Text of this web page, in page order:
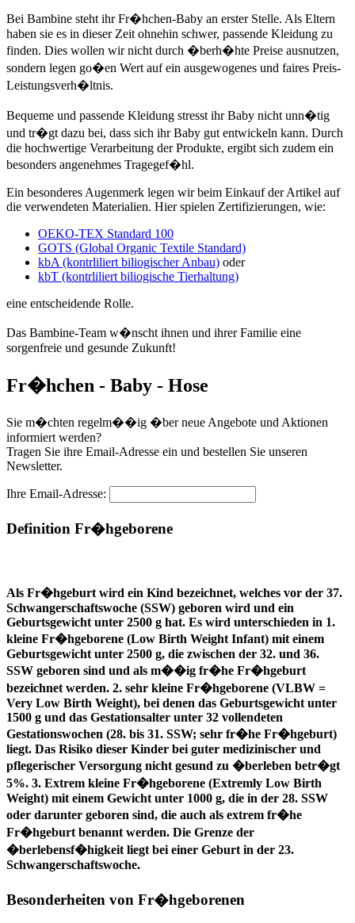
Bei Bambine steht ihr Fr�hchen-Baby an erster Stelle. Als Eltern
haben sie es in dieser Zeit ohnehin schwer, passende Kleidung zu
finden. Dies wollen wir nicht durch �berh�hte Preise ausnutzen,
sondern legen go�en Wert auf ein ausgewogenes und faires Preis-
Leistungsverh�ltnis.
Bequeme und passende Kleidung stresst ihr Baby nicht unn�tig
und tr�gt dazu bei, dass sich ihr Baby gut entwickeln kann. Durch
die hochwertige Verarbeitung der Produkte, ergibt sich zudem ein
besonders angenehmes Tragegef�hl.
Ein besonderes Augenmerk legen wir beim Einkauf der Artikel auf
die verwendeten Materialien. Hier spielen Zertifizierungen, wie:
OEKO-TEX Standard 100
GOTS (Global Organic Textile Standard)
kbA (kontrliliert biliogischer Anbau) oder
kbT (kontrliliert biliogische Tierhaltung)
eine entscheidende Rolle.
Das Bambine-Team w�nscht ihnen und ihrer Familie eine
sorgenfreie und gesunde Zukunft!
Fr�hchen - Baby - Hose
Sie m�chten regelm��ig �ber neue Angebote und Aktionen
informiert werden?
Tragen Sie ihre Email-Adresse ein und bestellen Sie unseren
Newsletter.
Ihre Email-Adresse:
Definition Fr�hgeborene
Als Fr�hgeburt wird ein Kind bezeichnet, welches vor der 37.
Schwangerschaftswoche (SSW) geboren wird und ein
Geburtsgewicht unter 2500 g hat. Es wird unterschieden in 1.
kleine Fr�hgeborene (Low Birth Weight Infant) mit einem
Geburtsgewicht unter 2500 g, die zwischen der 32. und 36.
SSW geboren sind und als m��ig fr�he Fr�hgeburt
bezeichnet werden. 2. sehr kleine Fr�hgeborene (VLBW =
Very Low Birth Weight), bei denen das Geburtsgewicht unter
1500 g und das Gestationsalter unter 32 vollendeten
Gestationswochen (28. bis 31. SSW; sehr fr�he Fr�hgeburt)
liegt. Das Risiko dieser Kinder bei guter medizinischer und
pflegerischer Versorgung nicht gesund zu �berleben betr�gt
5%. 3. Extrem kleine Fr�hgeborene (Extremly Low Birth
Weight) mit einem Gewicht unter 1000 g, die in der 28. SSW
oder darunter geboren sind, die auch als extrem fr�he
Fr�hgeburt benannt werden. Die Grenze der
�berlebensf�higkeit liegt bei einer Geburt in der 23.
Schwangerschaftswoche.
Besonderheiten von Fr�hgeborenen